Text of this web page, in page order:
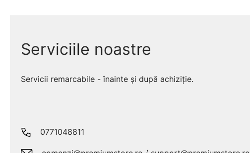
Serviciile noastre
Servicii remarcabile - înainte și după achiziție.
0771048811